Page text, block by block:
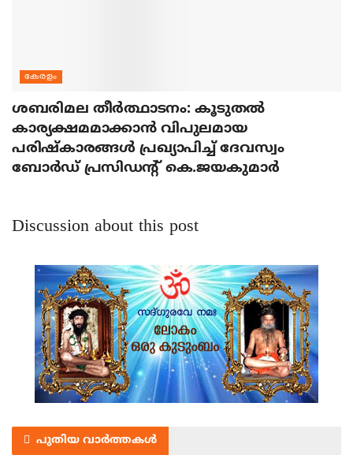
കേരളം
ശബരിമല തീര്‍ത്ഥാടനം: കൂടുതല്‍
കാര്യക്ഷമമാക്കാന്‍ വിപുലമായ
പരിഷ്‌കാരങ്ങള്‍ പ്രഖ്യാപിച്ച് ദേവസ്വം
ബോര്‍ഡ് പ്രസിഡന്റ് കെ.ജയകുമാര്‍
Discussion about this post
പുതിയ വാർത്തകൾ